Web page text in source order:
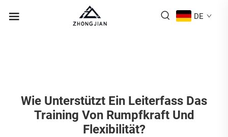
DE
Wie Unterstützt Ein Leiterfass Das
Training Von Rumpfkraft Und
Flexibilität?